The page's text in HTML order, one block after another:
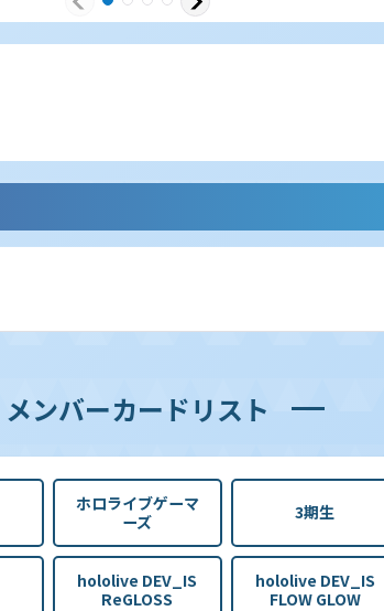
メンバーカードリスト
ホロライブゲーマ
ーズ
3期生
hololive DEV_IS
ReGLOSS
hololive DEV_IS
FLOW GLOW